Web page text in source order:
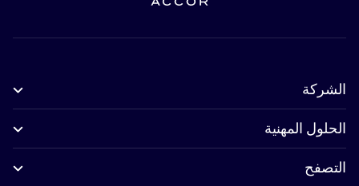
الشركة
الحلول المهنية
التصفح